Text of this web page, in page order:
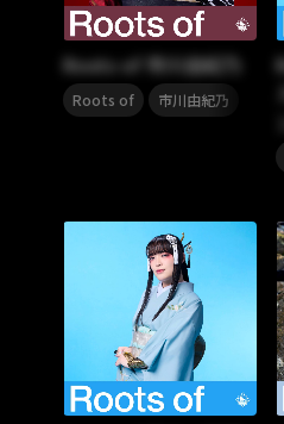
Roots of 市川由紀乃
Roots of 市川由紀乃